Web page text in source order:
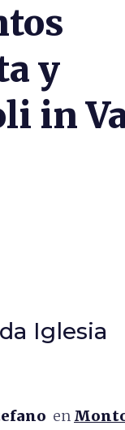
y
in
Iglesia
en